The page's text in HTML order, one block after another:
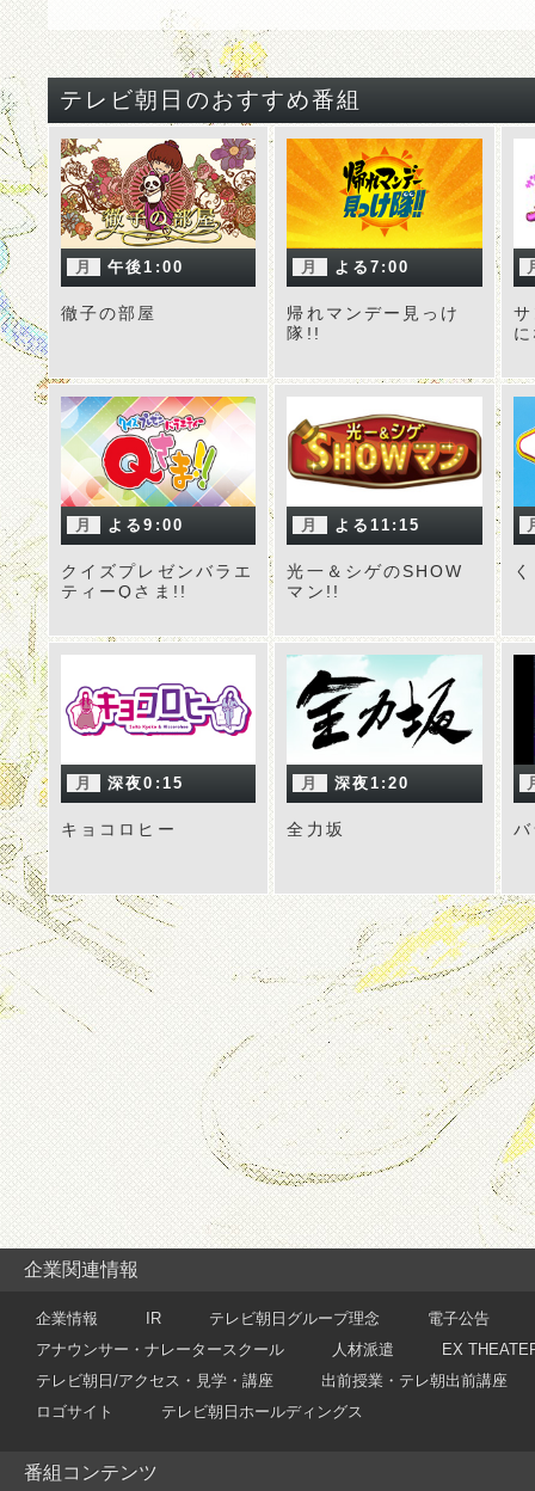
テレビ朝日のおすすめ番組
月 午後1:00
徹子の部屋
月 よる7:00
帰れマンデー見っけ
隊!!
月 よる9:00
クイズプレゼンバラエ
ティーQさま!!
月 よる11:15
光一＆シゲのSHOW
マン!!
月 深夜0:15
キョコロヒー
月 深夜1:20
全力坂
企業関連情報
企業情報 IR テレビ朝日グループ理念
電子公告
アナウンサー・ナレータースクール
人材派遣
EX
テレビ朝日/アクセス・見学・講座
出前授業・テレ朝出前講座
ロゴサイト
テレビ朝日ホールディングス
番組コンテンツ